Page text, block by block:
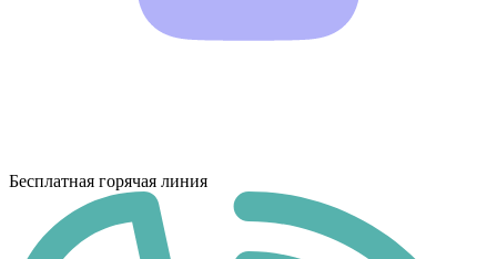
Бесплатная горячая линия